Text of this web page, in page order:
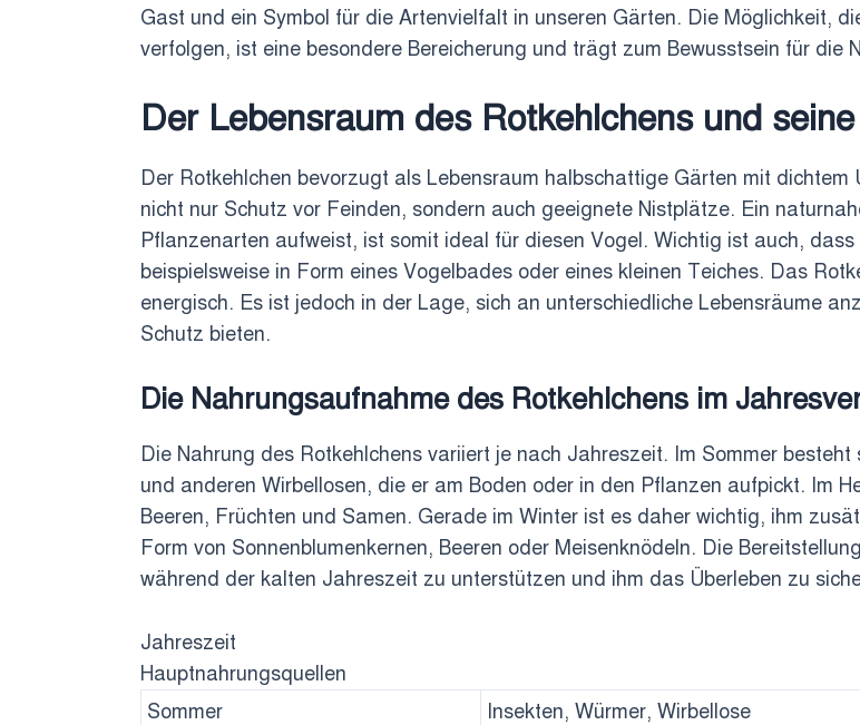
Gast und ein Symbol für die Artenvielfalt in unseren Gärten. Die Möglichkeit,
verfolgen, ist eine besondere Bereicherung und trägt zum Bewusstsein für die
Der Lebensraum des Rotkehlchens und
Der Rotkehlchen bevorzugt als Lebensraum halbschattige Gärten mit
nicht nur Schutz vor Feinden, sondern auch geeignete Nistplätze. Ein
Pflanzenarten aufweist, ist somit ideal für diesen Vogel. Wichtig ist auch,
beispielsweise in Form eines Vogelbades oder eines kleinen Teiches. Das
energisch. Es ist jedoch in der Lage, sich an unterschiedliche Lebensräume
Schutz bieten.
Die Nahrungsaufnahme des Rotkehlchens im
Die Nahrung des Rotkehlchens variiert je nach Jahreszeit. Im Sommer
und anderen Wirbellosen, die er am Boden oder in den Pflanzen aufpickt. Im
Beeren, Früchten und Samen. Gerade im Winter ist es daher wichtig, ihm
Form von Sonnenblumenkernen, Beeren oder Meisenknödeln. Die
während der kalten Jahreszeit zu unterstützen und ihm das Überleben zu
Jahreszeit
Hauptnahrungsquellen
Sommer
Insekten, Würmer, Wirbellose